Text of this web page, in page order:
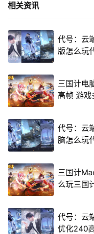
相关资讯
代号：云
版怎么玩
三国计电
高帧 游戏
代号：云
脑怎么玩
三国计
么玩三国
代号：云
优化240